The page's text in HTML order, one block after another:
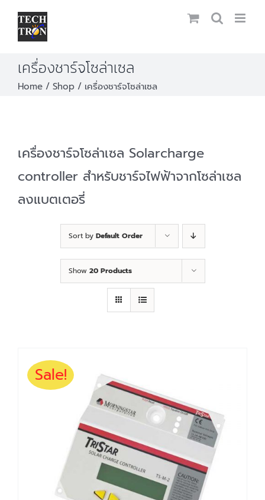
Skip
contentเครื่องชาร์จโซล่าเซล
Home Shop เครื่องชาร์จโซล่าเซล
เครื่องชาร์จโซล่าเซล Solarcharge
controller สำหรับชาร์จไฟฟ้าจากโซล่าเซล
ลงแบตเตอรี่
Sort by Default Order
Show 20 Products
Sale!